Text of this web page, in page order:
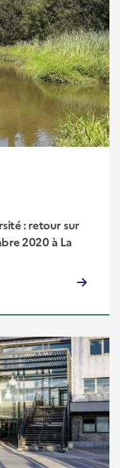
: retour sur
2020 à La